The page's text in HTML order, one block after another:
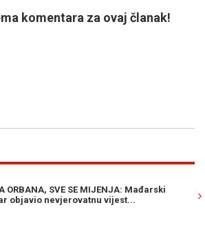
komentara za ovaj članak!
KAO BOMBA...": Novi zemljotres na
Dubrovnika...